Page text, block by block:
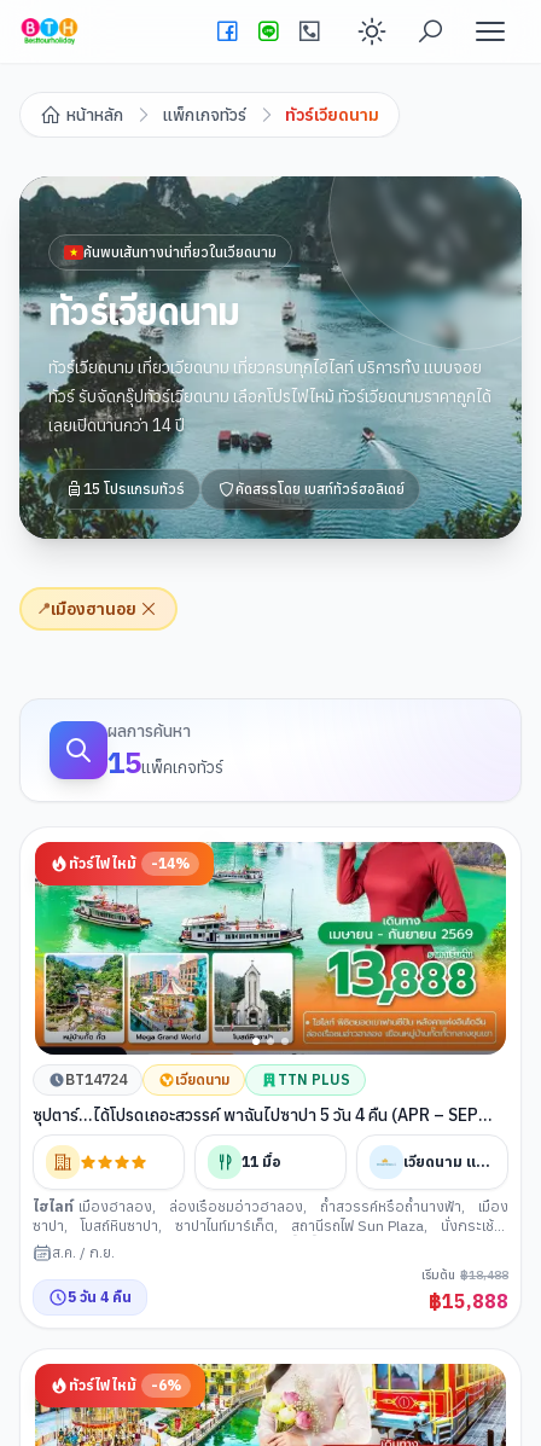
Enable dark
หน้าหลัก แพ็กเกจทัวร์ ทัวร์เวียดนาม
ค้นพบเส้นทางน่าเที่ยวในเวียดนาม
ทัวร์เวียดนาม
ทัวร์เวียดนาม เที่ยวเวียดนาม เที่ยวครบทุกไฮไลท์ บริการทั้ง แบบจอย
ทัวร์ รับจัดกรุ๊ปทัวร์เวียดนาม เลือกโปรไฟไหม้ ทัวร์เวียดนามราคาถูกได้
เลยเปิดนานกว่า 14 ปี
15 โปรแกรมทัวร์ คัดสรรโดย เบสท์ทัวร์ฮอลิเดย์
📍เมืองฮานอย
ผลการค้นหา
15แพ็คเกจทัวร์
ทัวร์ไฟไหม้ -14%
BT14724 เวียดนาม TTN PLUS
ซุปตาร์...ได้โปรดเถอะสวรรค์ พาฉันไปซาปา 5 วัน 4 คืน (APR – SEP
2026) บินบ่าย-กลับเที่ยง
11 มื้อ เวียดนาม แอร์ไลน์
ไฮไลท์ เมืองฮาลอง, ล่องเรือชมอ่าวฮาลอง, ถ้ำสวรรค์หรือถ้ำนางฟ้า,
เมือง
ซาปา, โบสถ์หินซาปา, ซาปาไนท์มาร์เก็ต, สถานีรถไฟ Sun Plaza,
นั่งกระเช้า
ขึ้นฟานซิปัน ,
เมก้าแกรนด์เวิลด์ฮานอย
วัดหง๊อกเซิน
ส.ค. / ก.ย.
5 วัน 4 คืน
เริ่มต้น ฿18,488
฿15,888
ทัวร์ไฟไหม้ -6%